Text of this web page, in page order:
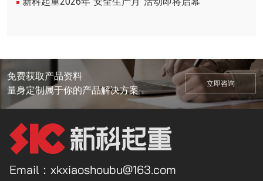
免费获取产品资料
量身定制属于你的产品解决方案
立即咨询
Email：xkxiaoshoubu@163.com